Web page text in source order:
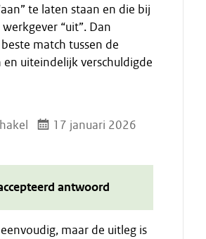
te laten staan en die bij
“uit”. Dan
match tussen de
en uiteindelijk verschuldigde
17 januari 2026
antwoord
maar de uitleg is